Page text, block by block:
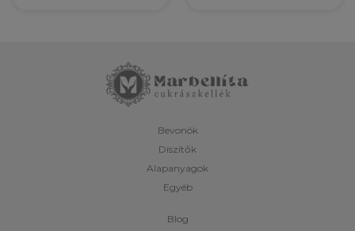
Bevonók
Díszítők
Alapanyagok
Egyéb
Blog